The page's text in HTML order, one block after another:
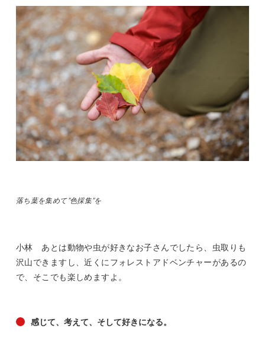
落ち葉を集めて”色採集”を
小林 あとは動物や虫が好きなお子さんでしたら、虫取りも
沢山できますし、近くにフォレストアドベンチャーがあるの
で、そこでも楽しめますよ。
感じて、考えて、そして好きになる。